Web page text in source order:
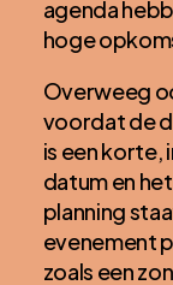
agenda
hoge
Overweeg
voordat de
is een korte,
datum en
planning
evenement
zoals een